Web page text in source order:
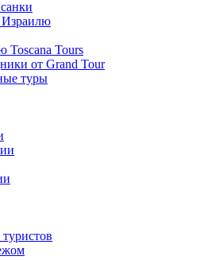
Израилю
Toscana Tours
от Grand Tour
туры